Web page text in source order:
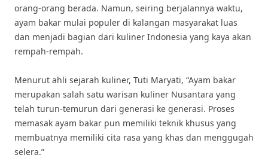
orang-orang berada. Namun, seiring berjalannya waktu,
ayam bakar mulai populer di kalangan masyarakat luas
dan menjadi bagian dari kuliner Indonesia yang kaya akan
rempah-rempah.
Menurut ahli sejarah kuliner, Tuti Maryati, “Ayam bakar
merupakan salah satu warisan kuliner Nusantara yang
telah turun-temurun dari generasi ke generasi. Proses
memasak ayam bakar pun memiliki teknik khusus yang
membuatnya memiliki cita rasa yang khas dan menggugah
selera.”